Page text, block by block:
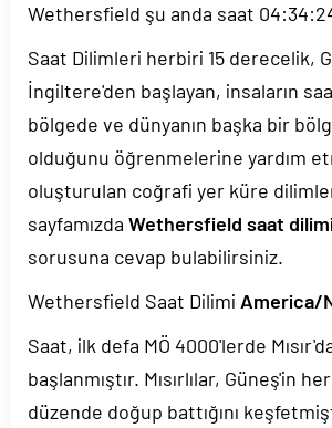
Wethersfield şu anda saat
Saat Dilimleri herbiri 15 derecelik,
İngiltere'den başlayan, insaların
bölgede ve dünyanın başka bir
olduğunu öğrenmelerine yardım
oluşturulan coğrafi yer küre
sayfamızda Wethersfield saat
sorusuna cevap bulabilirsiniz.
Wethersfield Saat Dilimi America/
Saat, ilk defa MÖ 4000'lerde
başlanmıştır. Mısırlılar, Güneş'in
düzende doğup battığını